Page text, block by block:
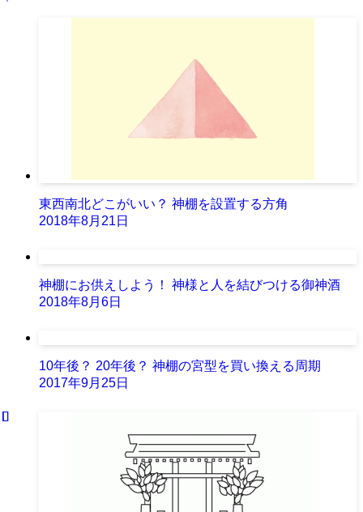
東西南北どこがいい？ 神棚を設置する方角
2018年8月21日
神棚にお供えしよう！ 神様と人を結びつける御神酒
2018年8月6日
10年後？ 20年後？ 神棚の宮型を買い換える周期
2017年9月25日